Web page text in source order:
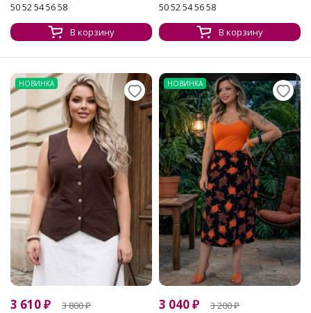
50 52 54 56 58
В корзину
50 52 54 56 58
В корзину
НОВИНКА
3 610₽ 3 800₽
НОВИНКА
3 040₽ 3 200₽